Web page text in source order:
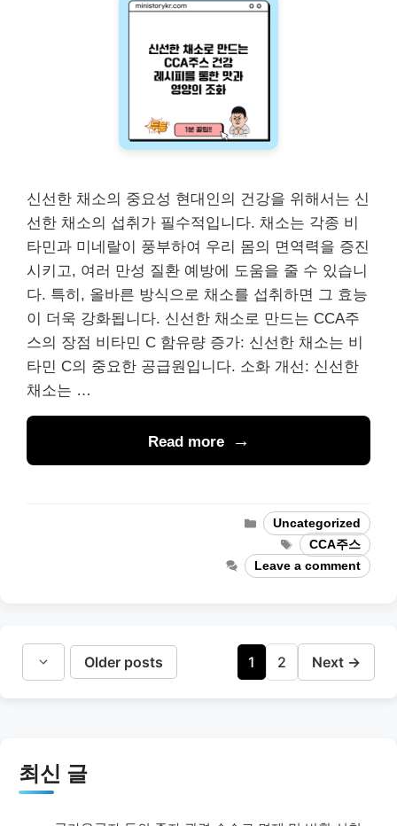
신선한 채소의 중요성 현대인의 건강을 위해서는 신
선한 채소의 섭취가 필수적입니다. 채소는 각종 비
타민과 미네랄이 풍부하여 우리 몸의 면역력을 증진
시키고, 여러 만성 질환 예방에 도움을 줄 수 있습니
다. 특히, 올바른 방식으로 채소를 섭취하면 그 효능
이 더욱 강화됩니다. 신선한 채소로 만드는 CCA주
스의 장점 비타민 C 함유량 증가: 신선한 채소는 비
타민 C의 중요한 공급원입니다. 소화 개선: 신선한
채소는 …
Read more
Categories
Uncategorized
Tags
CCA주스
Leave a comment
Older posts Page
1 Page
2 Next →
최신 글